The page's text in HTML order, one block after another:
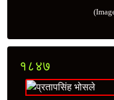
१८४७